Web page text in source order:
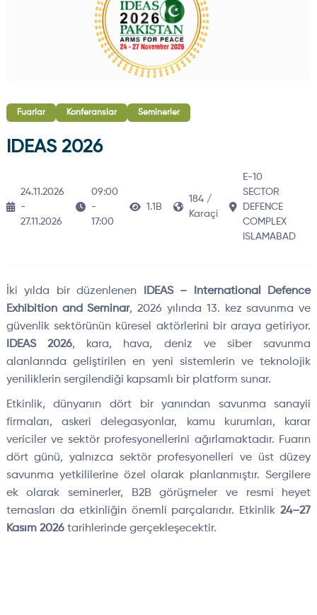
Fuarlar Konferanslar Seminerler
IDEAS 2026
24.11.2026
-
27.11.2026
09:00
-
17:00
1.1B
184 /
Karaçi
E-10
SECTOR
DEFENCE
COMPLEX
ISLAMABAD
İki yılda bir düzenlenen
IDEAS – International Defence
Exhibition and Seminar, 2026 yılında 13. kez savunma ve
güvenlik sektörünün küresel aktörlerini bir araya getiriyor.
IDEAS 2026, kara, hava, deniz ve siber savunma
alanlarında geliştirilen en yeni sistemlerin ve teknolojik
yeniliklerin sergilendiği kapsamlı bir platform sunar.
Etkinlik, dünyanın dört bir yanından savunma sanayii
firmaları, askeri delegasyonlar, kamu kurumları, karar
vericiler ve sektör profesyonellerini ağırlamaktadır. Fuarın
dört günü, yalnızca sektör profesyonelleri ve üst düzey
savunma yetkililerine özel olarak planlanmıştır. Sergilere
ek olarak seminerler, B2B görüşmeler ve resmi heyet
temasları da etkinliğin önemli parçalarıdır. Etkinlik24–27
Kasım 2026 tarihlerinde gerçekleşecektir.